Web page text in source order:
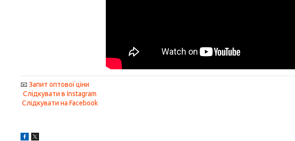
📧Запит оптової ціни
Слідкувати в Instagram
Слідкувати на Facebook